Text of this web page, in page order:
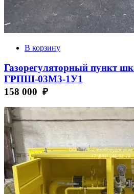
В корзину
Газорегуляторный пункт
ГРПШ-03М3-1У1
158 000 ₽